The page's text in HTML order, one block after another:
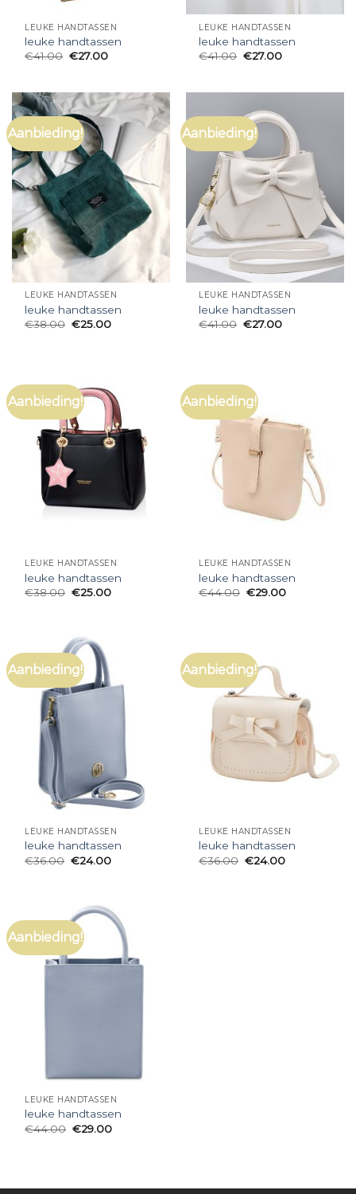
LEUKE HANDTASSEN
leuke handtassen
€41.00 €27.00
LEUKE HANDTASSEN
leuke handtassen
€41.00 €27.00
Aanbieding!
LEUKE HANDTASSEN
leuke handtassen
€38.00 €25.00
Aanbieding!
LEUKE HANDTASSEN
leuke handtassen
€41.00 €27.00
Aanbieding!
LEUKE HANDTASSEN
leuke handtassen
€38.00 €25.00
Aanbieding!
LEUKE HANDTASSEN
leuke handtassen
€44.00 €29.00
Aanbieding!
LEUKE HANDTASSEN
leuke handtassen
€36.00 €24.00
Aanbieding!
LEUKE HANDTASSEN
leuke handtassen
€36.00 €24.00
Aanbieding!
LEUKE HANDTASSEN
leuke handtassen
€44.00 €29.00